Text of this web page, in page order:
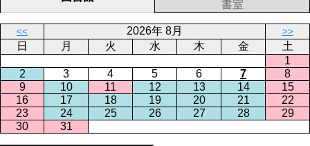
書室
<< 2026年 8月 >>
日 月 火 水 木 金
土
1
2
3 4 5 6 7
8
9
10 11 12 13 14
15
16
17 18 19 20 21
22
23
24 25 26 27 28
29
30
31